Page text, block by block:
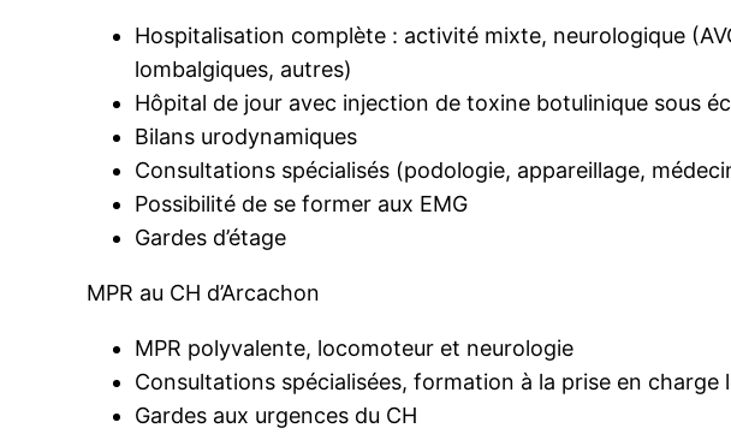
Hospitalisation complète : activité mixte, neurologique
lombalgiques, autres)
Hôpital de jour avec injection de toxine botulinique sous
Bilans urodynamiques
Consultations spécialisés (podologie, appareillage,
Possibilité de se former aux EMG
Gardes d’étage
MPR au CH d’Arcachon
MPR polyvalente, locomoteur et neurologie
Consultations spécialisées, formation à la prise en
Gardes aux urgences du CH